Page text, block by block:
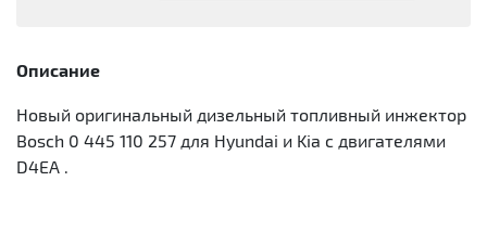
Описание
Новый оригинальный дизельный топливный инжектор
Bosch 0 445 110 257 для Hyundai и Kia с двигателями
D4EA .